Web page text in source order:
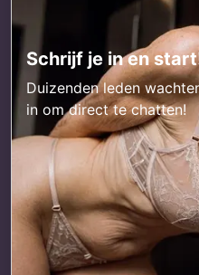
Schrijf je in en
Duizenden leden
in om direct te chatten!